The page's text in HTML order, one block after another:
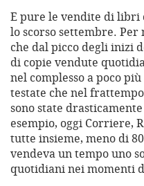
E pure le vendite di libri
lo scorso settembre.
che dal picco degli inizi
di copie vendute
nel complesso a poco
testate che nel
sono state
esempio, oggi Corriere,
tutte insieme, meno di
vendeva un tempo uno
quotidiani nei momenti